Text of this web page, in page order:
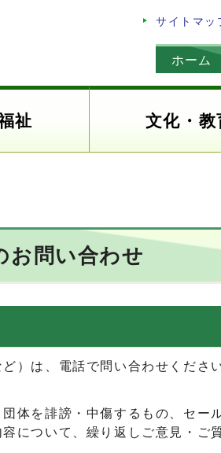
サイトマッ
ホーム
祉 文化・教
お問い合わせ
）は、電話で問い合わせくだ
体を誹謗・中傷するもの、セ
について、繰り返しご意見・ご